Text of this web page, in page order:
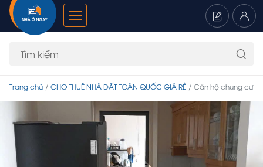
Trang chủ CHO THUÊ NHÀ ĐẤT TOÀN QUỐC GIÁ RẺ Căn hộ chung cư